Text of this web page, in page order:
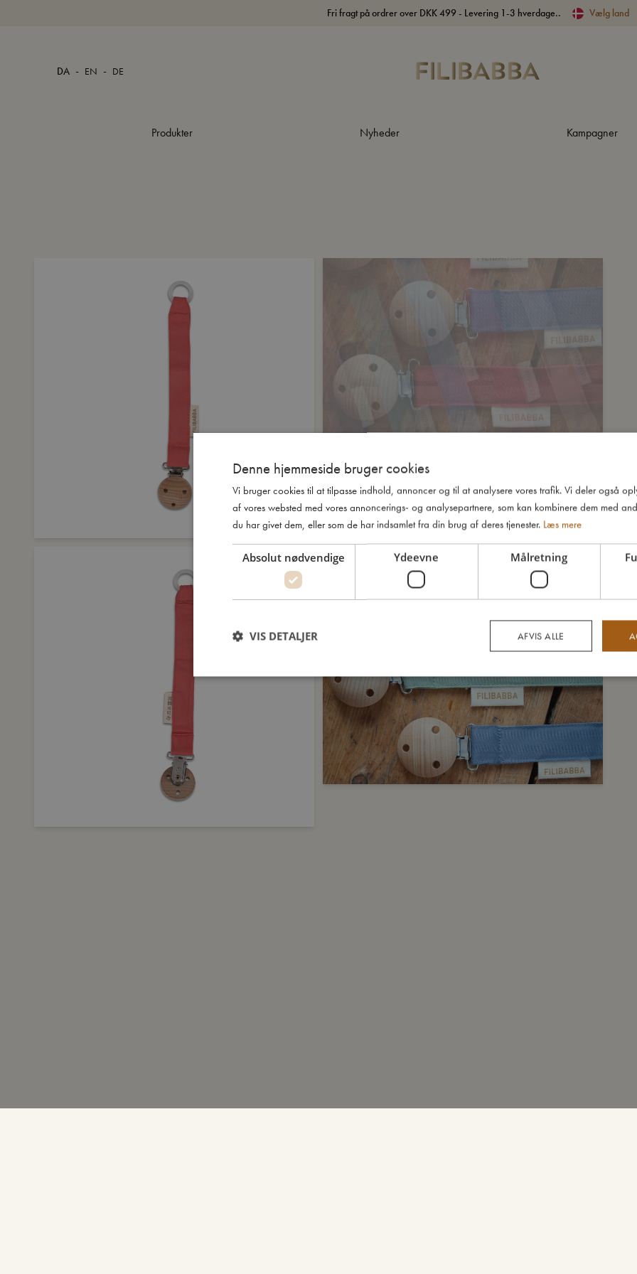
Fri fragt på ordrer over DKK 499 - Levering 1-3 hverdage.. Vælg land
DA - EN - DE
Produkter Nyheder Kampagner
Denne hjemmeside bruger cookies
Vi bruger cookies til at tilpasse indhold, annoncer og til at analysere vores trafik. Vi deler også
af vores websted med vores annoncerings- og analysepartnere, som kan kombinere dem med
du har givet dem, eller som de har indsamlet fra din brug af deres tjenester. Læs mere
Absolut nødvendige Ydeevne Målretning
AFVIS ALLE
VIS DETALJER